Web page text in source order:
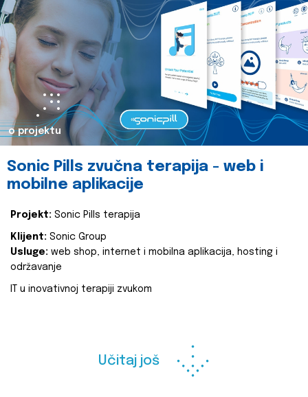
o projektu
Sonic Pills zvučna terapija - web i
mobilne aplikacije
Projekt: Sonic Pills terapija
Klijent: Sonic Group
Usluge: web shop, internet i mobilna aplikacija, hosting i
održavanje
IT u inovativnoj terapiji zvukom
Učitaj još